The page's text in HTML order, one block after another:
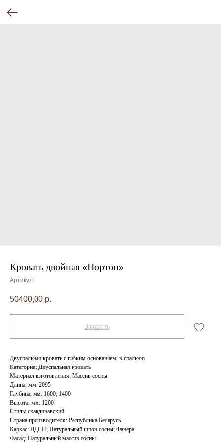
Кровать двойная «Нортон»
Артикул:
50400,00 р.
Заказать
Двуспальная кровать с гибким основанием, в спальню
Категория: Двуспальная кровать
Материал изготовления: Массив сосны
Длина, мм: 2095
Глубина, мм: 1600; 1400
Высота, мм: 1200
Стиль: скандинавский
Страна производителя: Республика Беларусь
Каркас: ЛДСП; Натуральный шпон сосны; Фанера
Фасад: Натуральный массив сосны